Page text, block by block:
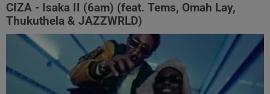
CIZA - Isaka II (6am) (feat. Tems, Omah Lay,
Thukuthela & JAZZWRLD)